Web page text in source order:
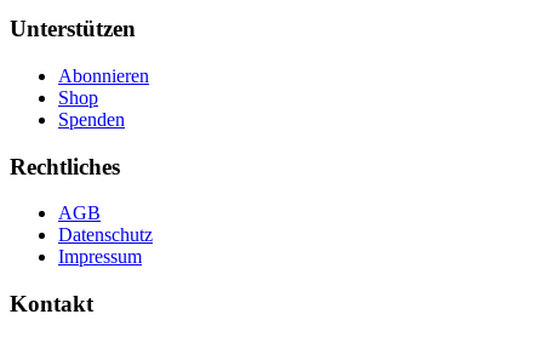
Unterstützen
Abonnieren
Shop
Spenden
Rechtliches
AGB
Datenschutz
Impressum
Kontakt